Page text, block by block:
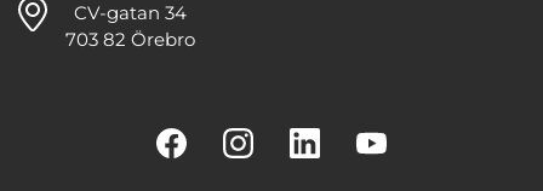
CV-gatan 34
703 82 Örebro